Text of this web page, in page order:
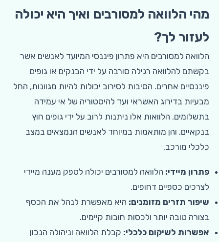
מהי הלוואה למסורבים ואיך היא יכולה
לעזור לך?
הלוואה למסורבים היא פתרון פיננסי המיועד לאנשים אשר
בקשתם להלוואה רגילה סורבה על ידי הבנקים או גופים
פיננסיים אחרים. הסיבות לסירוב יכולות להיות מגוונות, החל
מבעיות בדירוג האשראי ועד להיסטוריה של אי עמידה
בתשלומים. הלוואות אלו ניתנות לרוב על ידי גופים חוץ
בנקאיים, והן מותאמות במיוחד לאנשים הנמצאים במצב
כלכלי מורכב.
פתרון מיידי: הלוואה למסורבים יכולה לספק מענה מיידי
לצרכים כספיים דחופים.
שיפור תזרים מזומנים: היא מאפשרת לנהל את הכסף
בצורה טובה יותר ולכסות חובות קיימים.
אפשרות לשיקום כלכלי: קבלת הלוואה וניהולה הנכון